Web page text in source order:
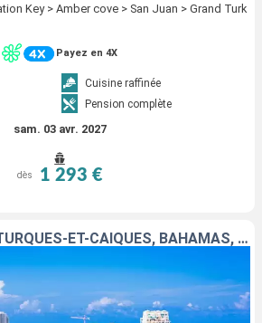
Key > Amber cove > San Juan > Grand Turk
Payez en 4X
Cuisine raffinée
Pension complète
sam. 03 avr. 2027
dès 1 293 €
ÉTATS-UNIS, ÎLES TURQUES-ET-CAÏQUES, BAHAMAS, SAINT-MARTIN, PORTO RICO, RÉPUBLIQUE DOMINICAINE